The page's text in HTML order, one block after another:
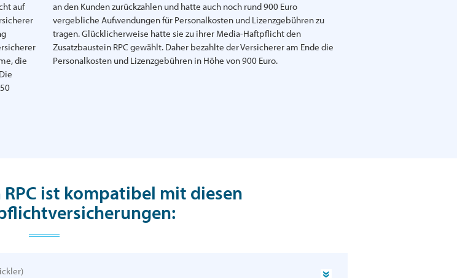
auf
die
an den Kunden zurückzahlen und hatte auch noch rund 900 Euro
vergebliche Aufwendungen für Personalkosten und Lizenzgebühren zu
tragen. Glücklicherweise hatte sie zu ihrer Media-Haftpflicht den
Zusatzbaustein RPC gewählt. Daher bezahlte der Versicherer am Ende die
Personalkosten und Lizenzgebühren in Höhe von 900 Euro.
ist kompatibel mit diesen